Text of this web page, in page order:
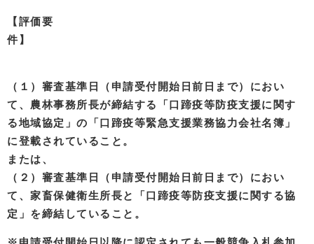
【評価要
件】
（１）審査基準日（申請受付開始日前日まで）におい
て、農林事務所長が締結する「口蹄疫等防疫支援に関す
る地域協定」の「口蹄疫等緊急支援業務協力会社名簿」
に登載されていること。
または、
（２）審査基準日（申請受付開始日前日まで）におい
て、家畜保健衛生所長と「口蹄疫等防疫支援に関する協
定」を締結していること。​